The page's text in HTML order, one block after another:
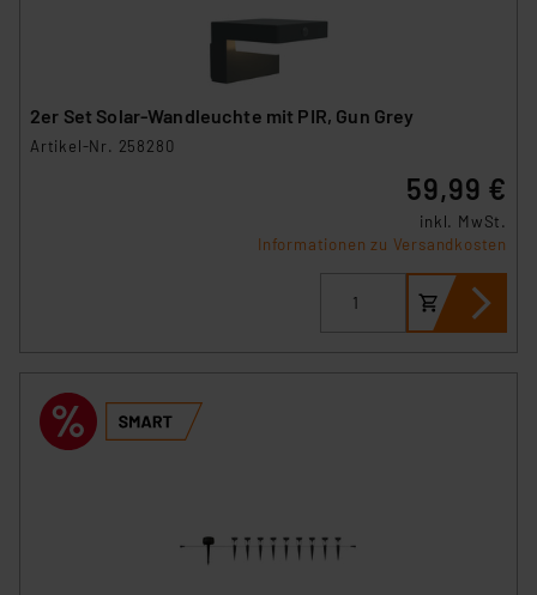
2er Set Solar-Wandleuchte mit PIR, Gun Grey
Artikel-Nr. 258280
59,99 €
inkl. MwSt.
Informationen zu Versandkosten